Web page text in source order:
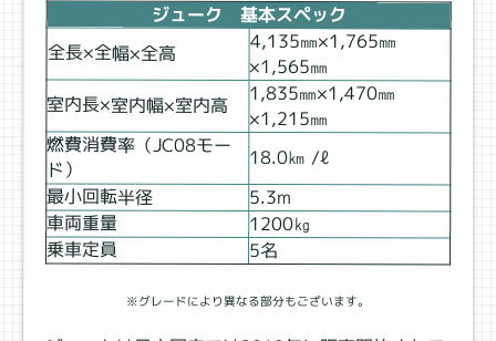
ジューク 基本スペック
全長×全幅×全高 4,135㎜×1,765㎜
×1,565㎜
室内長×室内幅×室内高 1,835㎜×1,470㎜
×1,215㎜
燃費消費率（JC08モー
ド）
18.0㎞ /ℓ
最小回転半径 5.3ⅿ
車両重量 1200㎏
乗車定員 5名
※グレードにより異なる部分もございます。